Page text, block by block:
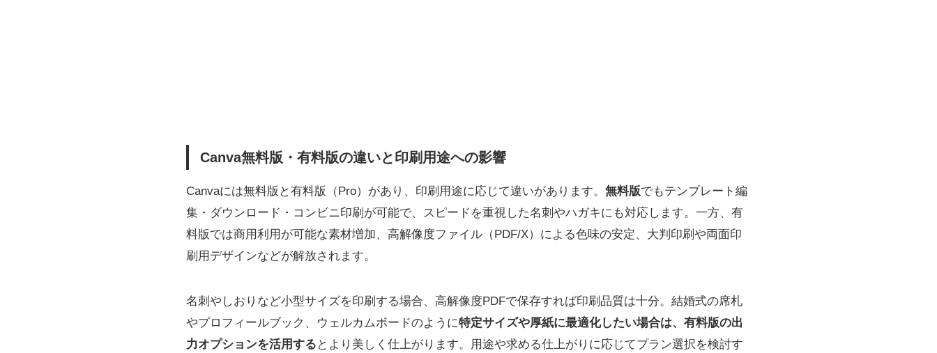
Canva無料版・有料版の違いと印刷用途への影響
Canvaには無料版と有料版（Pro）があり、印刷用途に応じて違いがあります。 無料版でもテンプレート編
集・ダウンロード・コンビニ印刷が可能で、スピードを重視した名刺やハガキにも対応します。一方、有
料版では商用利用が可能な素材増加、高解像度ファイル（PDF/X）による色味の安定、大判印刷や両面印
刷用デザインなどが解放されます。
名刺やしおりなど小型サイズを印刷する場合、高解像度PDFで保存すれば印刷品質は十分。結婚式の席札
やプロフィールブック、ウェルカムボードのように特定サイズや厚紙に最適化したい場合は、有料版の出
力オプションを活用する とより美しく仕上がります。用途や求める仕上がりに応じてプラン選択を検討す